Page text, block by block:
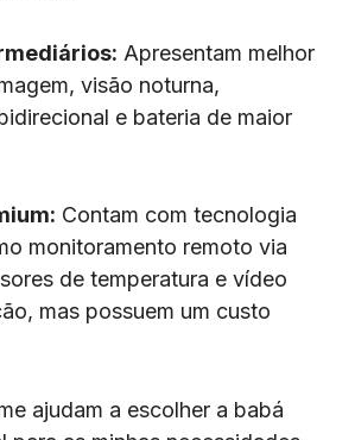
Apresentam melhor
visão noturna,
e bateria de maior
Contam com tecnologia
monitoramento remoto via
de temperatura e vídeo
mas possuem um custo
ajudam a escolher a babá